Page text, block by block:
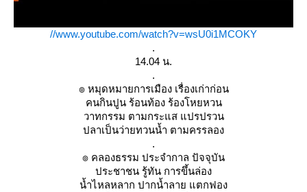
//www.youtube.com/watch?v=wsU0i1MCOKY
.
14.04 น.
.
๏ หมุดหมายการเมือง เรื่องเก่าก่อน
คนกินปูน ร้อนท้อง ร้องโหยหวน
วาทกรรม ตามกระแส แปรปรวน
ปลาเป็นว่ายทวนน้ำ ตามครรลอง
.
๏ คลองธรรม ประจำกาล ปัจจุบัน
ประชาชน รู้ทัน การขึ้นล่อง
น้ำไหลหลาก ปากน้ำลาย แตกฟอง